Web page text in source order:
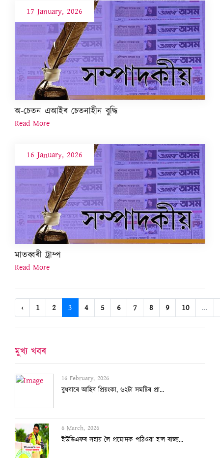
17 January, 2026
অ-চেতন এআইৰ চেতনাহীন বুদ্ধি
Read More
16 January, 2026
মাতব্বৰী ট্ৰাম্প
Read More
‹ 1 2 3 4 5 6 7 8 9 10 ...
মুখ্য খবৰ
16 February, 2026
বুধবাৰে আহিব প্ৰিয়ংকা, ৬২টা সমষ্টিৰ প্ৰা...
6 March, 2026
ইউডিএফৰ সহায় লৈ প্ৰমোদক পঠিওৱা হ’ল ৰাজ্য...